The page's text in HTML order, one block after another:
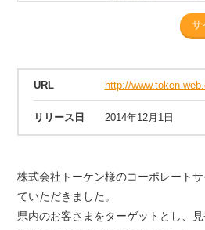
サ
URL http://www.token-
リリース日 2014年12月1日
株式会社トーケン様のコーポレート
ていただきました。
県内のお客さまをターゲットとし、